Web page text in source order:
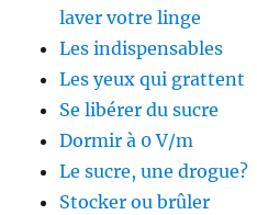
laver votre linge
Les indispensables
Les yeux qui grattent
Se libérer du sucre
Dormir à 0 V/m
Le sucre, une drogue?
Stocker ou brûler